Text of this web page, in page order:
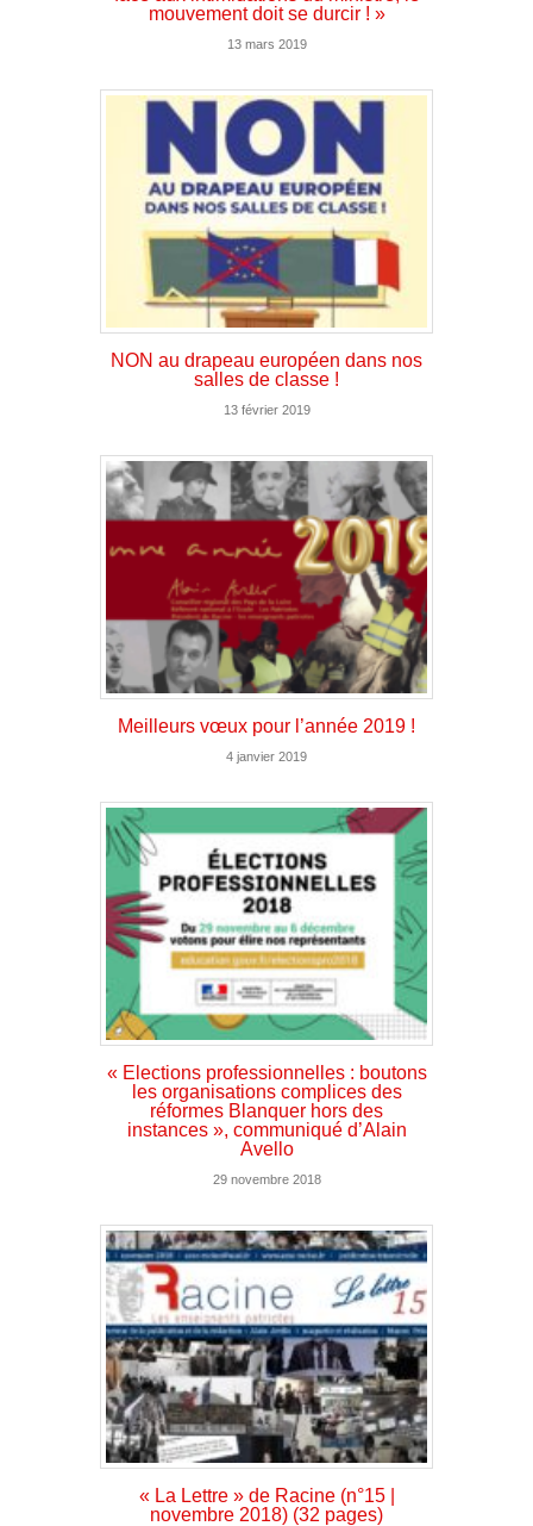
mouvement doit se durcir ! »
13 mars 2019
NON au drapeau européen dans nos
salles de classe !
13 février 2019
Meilleurs vœux pour l’année 2019 !
4 janvier 2019
« Elections professionnelles : boutons
les organisations complices des
réformes Blanquer hors des
instances », communiqué d’Alain
Avello
29 novembre 2018
« La Lettre » de Racine (n°15 |
novembre 2018) (32 pages)